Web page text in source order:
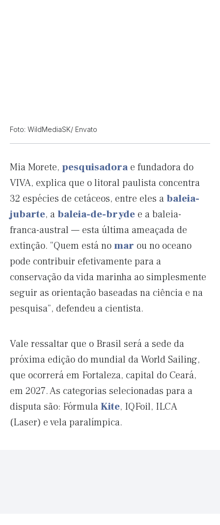
Foto: WildMediaSK/ Envato
Mia Morete, pesquisadorae fundadora do
VIVA, explica que o litoral paulista concentra
32 espécies de cetáceos, entre eles abaleia-
jubarte, abaleia-de-bryde e a baleia-
franca-austral — esta última ameaçada de
extinção. “Quem está nomar ou no oceano
pode contribuir efetivamente para a
conservação da vida marinha ao simplesmente
seguir as orientação baseadas na ciência e na
pesquisa”, defendeu a cientista.
Vale ressaltar que o Brasil será a sede da
próxima edição do mundial da World Sailing,
que ocorrerá em Fortaleza, capital do Ceará,
em 2027. As categorias selecionadas para a
disputa são: FórmulaKite, IQFoil, ILCA
(Laser) e vela paralímpica.